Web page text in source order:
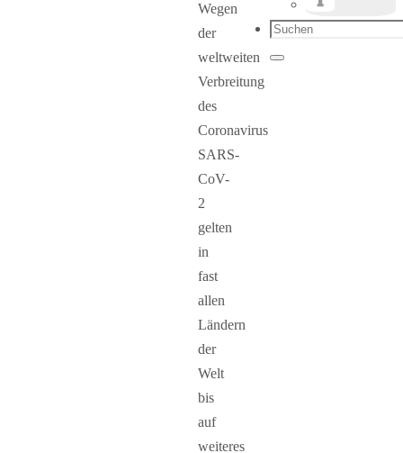
Wegen
der
weltweiten
Verbreitung
des
Coronavirus
SARS-
CoV-
2
gelten
in
fast
allen
Ländern
der
Welt
bis
auf
weiteres
Suchen
nach:
Suchen